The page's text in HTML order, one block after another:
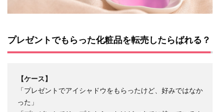
プレゼントでもらった化粧品を転売したらばれる？
【ケース】
「プレゼントでアイシャドウをもらったけど、好みではなか
った」